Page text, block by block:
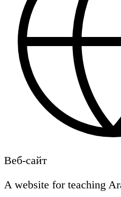
Веб-сайт
A website for teaching